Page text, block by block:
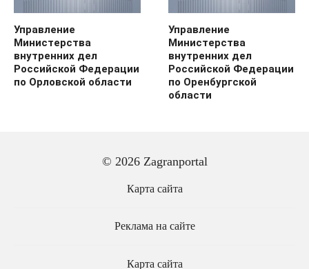
Управление
Министерства
внутренних дел
Российской Федерации
по Орловской области
Управление
Министерства
внутренних дел
Российской Федерации
по Оренбургской
области
© 2026 Zagranportal
Карта сайта
Реклама на сайте
Карта сайта